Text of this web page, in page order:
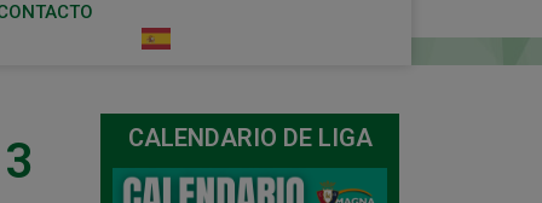
CALENDARIO DE LIGA